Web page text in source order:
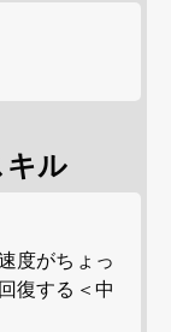
ル
度がちょっ
復する＜中